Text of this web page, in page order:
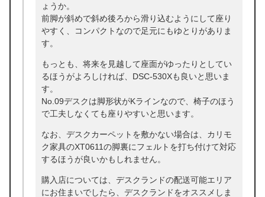
ょうか。
前脚が斜めで斜め後ろから滑り込むようにして座り
やすく、コンパクトなので足元にもゆとりがありま
す。
もっとも、将来を見越して座面がゆったりとしてい
るほうがよろしければ、DSC-530Xも良いと思いま
す。
No.09デスクは脚形状がKラインなので、椅子のほう
で工夫しなくても座りやすいと思います。
なお、デスクカーペットを敷かない場合は、カリモ
ク家具のXT0611の脚裏にフェルトを打ち付けて対応
するほうが良いかもしれません。
購入店については、デスクランドの配送可能エリア
にお住まいでしたら、デスクランドをオススメしま